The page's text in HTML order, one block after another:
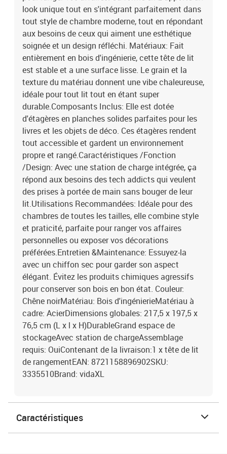
look unique tout en s'intégrant parfaitement dans
tout style de chambre moderne, tout en répondant
aux besoins de ceux qui aiment une esthétique
soignée et un design réfléchi. Matériaux: Fait
entièrement en bois d'ingénierie, cette tête de lit
est stable et a une surface lisse. Le grain et la
texture du matériau donnent une vibe chaleureuse,
idéale pour tout lit tout en étant super
durable.Composants Inclus: Elle est dotée
d'étagères en planches solides parfaites pour les
livres et les objets de déco. Ces étagères rendent
tout accessible et gardent un environnement
propre et rangé.Caractéristiques /Fonction
/Design: Avec une station de charge intégrée, ça
répond aux besoins des tech addicts qui veulent
des prises à portée de main sans bouger de leur
lit.Utilisations Recommandées: Idéale pour des
chambres de toutes les tailles, elle combine style
et praticité, parfaite pour ranger vos affaires
personnelles ou exposer vos décorations
préférées.Entretien &Maintenance: Essuyez-la
avec un chiffon sec pour garder son aspect
élégant. Évitez les produits chimiques agressifs
pour conserver son bois en bon état. Couleur:
Chêne noirMatériau: Bois d'ingénierieMatériau à
cadre: AcierDimensions globales: 217,5 x 197,5 x
76,5 cm (L x l x H)DurableGrand espace de
stockageAvec station de chargeAssemblage
requis: OuiContenant de la livraison:1 x tête de lit
de rangementEAN: 8721158896902SKU:
3335510Brand: vidaXL
Caractéristiques